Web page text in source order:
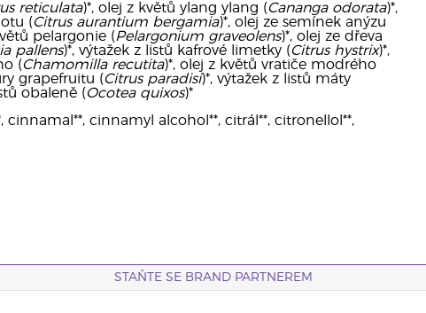
reticulata)*, olej z květů ylang ylang (Cananga odorata)*,
(Citrus aurantium bergamia)*, olej ze semínek anýzu
pelargonie (Pelargonium graveolens)*, olej ze dřeva
pallens)*, výtažek z listů kafrové limetky (Citrus hystrix)*,
(Chamomilla recutita)*, olej z květů vratiče modrého
grapefruitu (Citrus paradisi)*, výtažek z listů máty
obaleně (Ocotea quixos)*
cinnamal**, cinnamyl alcohol**, citrál**, citronellol**,
STAŇTE SE BRAND PARTNEREM